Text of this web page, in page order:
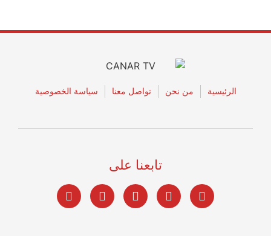
الرئيسية من نحن تواصل معنا سياسة الخصوصية
تابعنا على